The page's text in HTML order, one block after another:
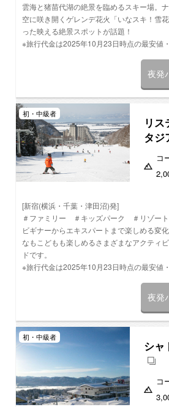
雲海と猪苗代湖の絶景を臨めるスキー場。
空に咲き開くゲレンデ花火「いなスキ！雪
った映える絶景スポットが話題！
※旅行代金は2025年10月23日時点の最安値
夜発
初・中級者
リ
タジ
コ
[新宿(横浜・千葉・津田沼)発]
＃ファミリー ＃キッズパーク ＃リゾー
ビギナーからエキスパートまで楽しめる変
なもこどもも楽しめるさまざまなアクティ
ドです。
※旅行代金は2025年10月23日時点の最安値
夜発
初・中級者
シャ
コ